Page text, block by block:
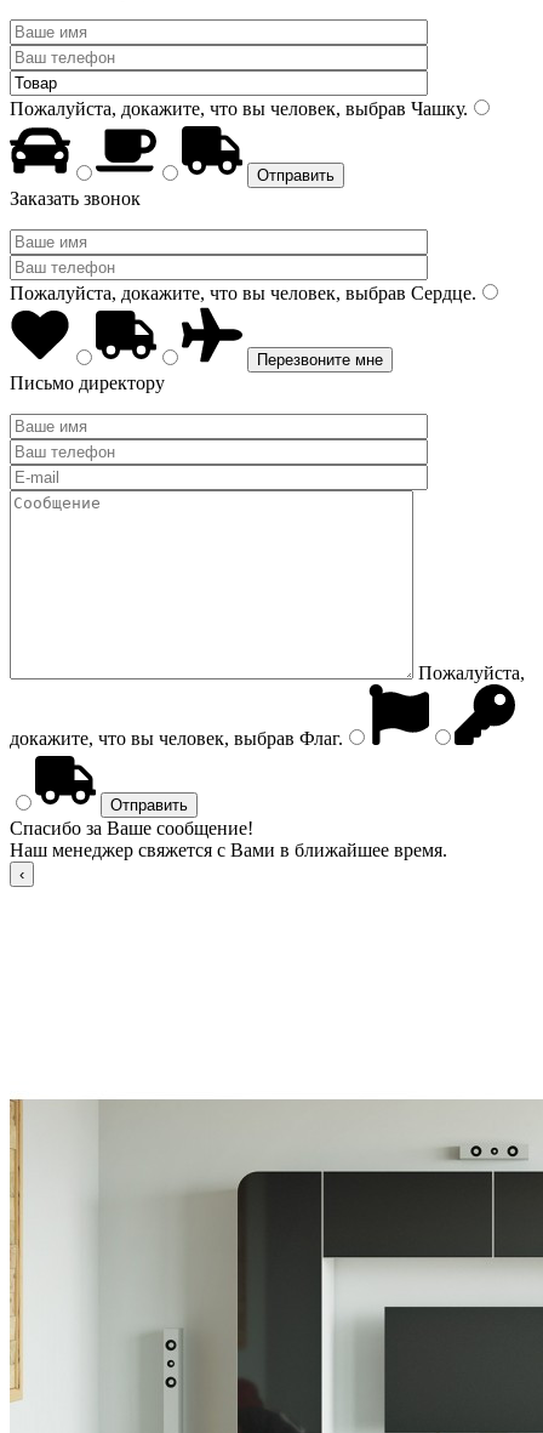
Пожалуйста, докажите, что вы человек, выбрав Чашку.
Заказать звонок
Пожалуйста, докажите, что вы человек, выбрав Сердце.
Письмо директору
Пожалуйста,
докажите, что вы человек, выбрав Флаг.
Спасибо за Ваше сообщение!
Наш менеджер свяжется с Вами в ближайшее время.